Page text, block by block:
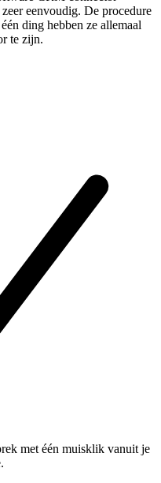
eenvoudig. De procedure
ding hebben ze allemaal
te zijn.
met één muisklik vanuit je